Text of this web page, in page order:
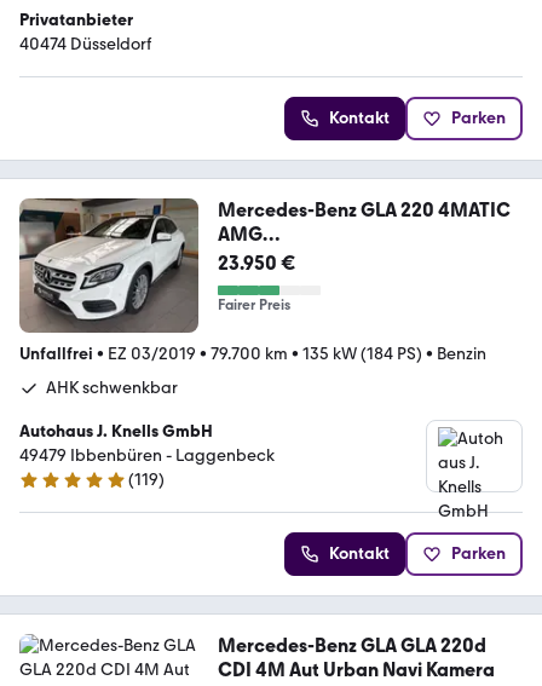
Privatanbieter
40474 Düsseldorf
Kontakt Parken
Mercedes-Benz GLA 220 4MATIC
AMG
Line/AHK/360°/PANO/LED/SHZ
23.950 €
Fairer Preis
Unfallfrei • EZ 03/2019 • 79.700 km • 135 kW (184 PS) • Benzin
AHK schwenkbar
Autohaus J. Knells GmbH
49479 Ibbenbüren - Laggenbeck
4.9 Sterne
(119)
Kontakt Parken
Mercedes-Benz GLA GLA 220d
CDI 4M Aut Urban Navi Kamera